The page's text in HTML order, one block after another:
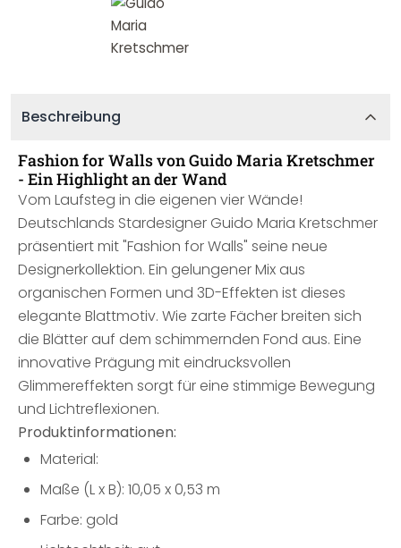
Beschreibung
Fashion for Walls von Guido Maria Kretschmer
- Ein Highlight an der Wand
Vom Laufsteg in die eigenen vier Wände!
Deutschlands Stardesigner Guido Maria Kretschmer
präsentiert mit "Fashion for Walls" seine neue
Designerkollektion. Ein gelungener Mix aus
organischen Formen und 3D-Effekten ist dieses
elegante Blattmotiv. Wie zarte Fächer breiten sich
die Blätter auf dem schimmernden Fond aus. Eine
innovative Prägung mit eindrucksvollen
Glimmereffekten sorgt für eine stimmige Bewegung
und Lichtreflexionen.
Produktinformationen:
Material:
Maße (L x B): 10,05 x 0,53 m
Farbe: gold